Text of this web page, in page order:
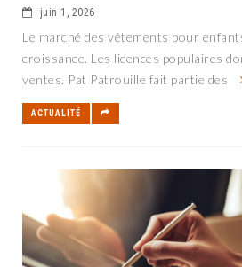
juin 1, 2026
Le marché des vêtements pour
croissance. Les licences populaires
ventes. Pat Patrouille fait partie des
ACTUALITÉ